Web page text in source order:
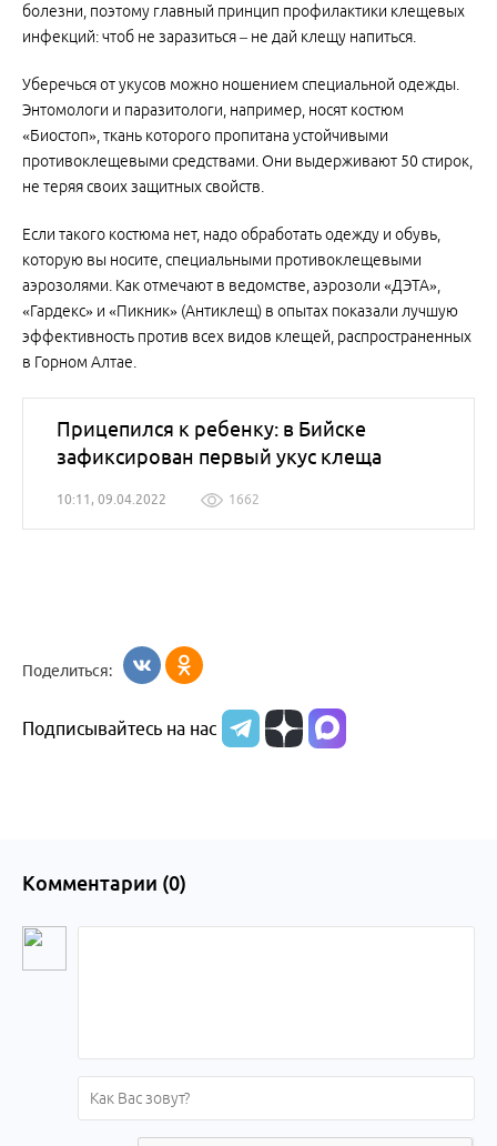
болезни, поэтому главный принцип профилактики клещевых
инфекций: чтоб не заразиться – не дай клещу напиться.
Уберечься от укусов можно ношением специальной одежды.
Энтомологи и паразитологи, например, носят костюм
«Биостоп», ткань которого пропитана устойчивыми
противоклещевыми средствами. Они выдерживают 50 стирок,
не теряя своих защитных свойств.
Если такого костюма нет, надо обработать одежду и обувь,
которую вы носите, специальными противоклещевыми
аэрозолями. Как отмечают в ведомстве, аэрозоли «ДЭТА»,
«Гардекс» и «Пикник» (Антиклещ) в опытах показали лучшую
эффективность против всех видов клещей, распространенных
в Горном Алтае.
Прицепился к ребенку: в Бийске
зафиксирован первый укус клеща
10:11, 09.04.2022 1662
Поделиться:
Подписывайтесь на нас
Комментарии (0)